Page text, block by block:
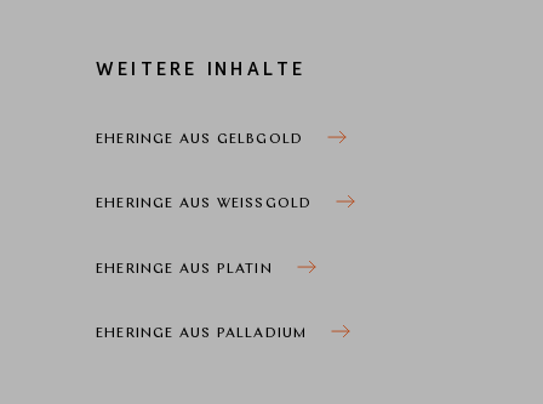
WEITERE INHALTE
EHERINGE AUS GELBGOLD
EHERINGE AUS WEISSGOLD
EHERINGE AUS PLATIN
EHERINGE AUS PALLADIUM